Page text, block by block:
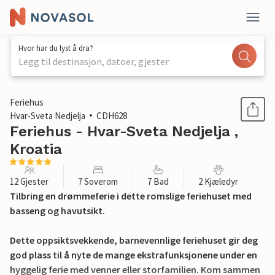
Hvor har du lyst å dra?
Legg til destinasjon, datoer, gjester
1 / 42
Feriehus
Hvar-Sveta Nedjelja
CDH628
Feriehus - Hvar-Sveta Nedjelja ,
Kroatia
12 Gjester 7 Soverom 7 Bad 2 Kjæledyr
Tilbring en drømmeferie i dette romslige feriehuset med
basseng og havutsikt.
Dette oppsiktsvekkende, barnevennlige feriehuset gir deg
god plass til å nyte de mange ekstrafunksjonene under en
hyggelig ferie med venner eller storfamilien. Kom sammen